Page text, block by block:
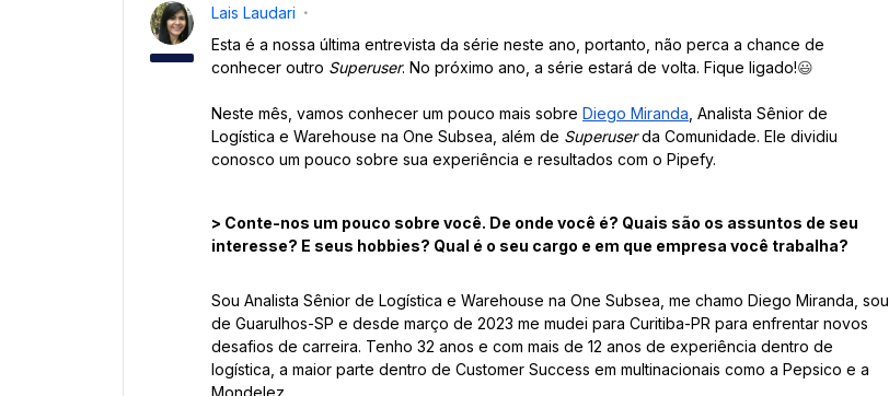
Lais Laudari
Esta é a nossa última entrevista da série neste ano, portanto, não perca a chance de
conhecer outro Superuser. No próximo ano, a série estará de volta. Fique ligado!😃
Neste mês, vamos conhecer um pouco mais sobre Diego Miranda, Analista Sênior de
Logística e Warehouse na One Subsea, além de Superuserda Comunidade. Ele dividiu
conosco um pouco sobre sua experiência e resultados com o Pipefy.
> Conte-nos um pouco sobre você. De onde você é? Quais são os assuntos de seu
interesse? E seus hobbies? Qual é o seu cargo e em que empresa você trabalha?
Sou Analista Sênior de Logística e Warehouse na One Subsea, me chamo Diego Miranda, sou
de Guarulhos-SP e desde março de 2023 me mudei para Curitiba-PR para enfrentar novos
desafios de carreira. Tenho 32 anos e com mais de 12 anos de experiência dentro de
logística, a maior parte dentro de Customer Success em multinacionais como a Pepsico e a